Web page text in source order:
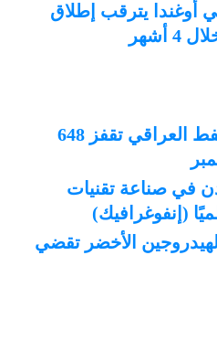
أوغندا يترقب إطلاق
إيرادات صادرات النفط العراقي تقفز 648
في صناعة تقنيات
(إنفوغرافيك)
الأخضر تقضي